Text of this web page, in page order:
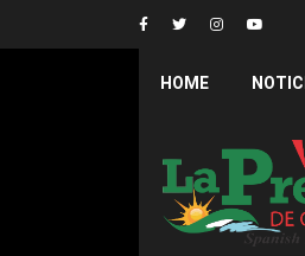
HOME